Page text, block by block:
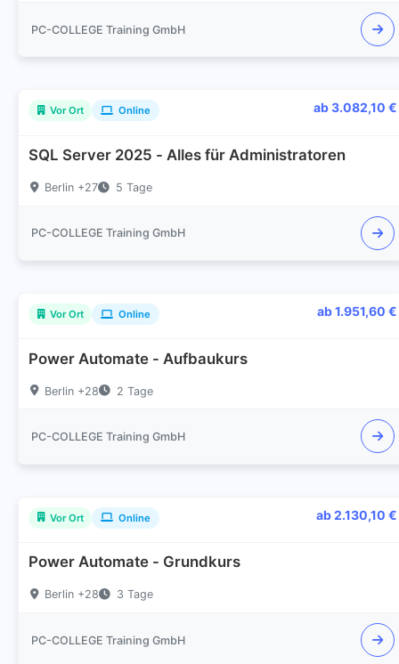
PC-COLLEGE Training GmbH
Vor Ort Online ab 3.082,10 €
SQL Server 2025 - Alles für Administratoren
Berlin +27 5 Tage
PC-COLLEGE Training GmbH
Vor Ort Online ab 1.951,60 €
Power Automate - Aufbaukurs
Berlin +28 2 Tage
PC-COLLEGE Training GmbH
Vor Ort Online ab 2.130,10 €
Power Automate - Grundkurs
Berlin +28 3 Tage
PC-COLLEGE Training GmbH